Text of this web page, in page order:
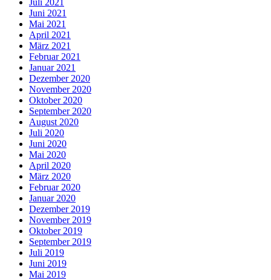
Juni 2021
Mai 2021
April 2021
März 2021
Februar 2021
Januar 2021
Dezember 2020
November 2020
Oktober 2020
September 2020
August 2020
Juli 2020
Juni 2020
Mai 2020
April 2020
März 2020
Februar 2020
Januar 2020
Dezember 2019
November 2019
Oktober 2019
September 2019
Juli 2019
Juni 2019
Mai 2019